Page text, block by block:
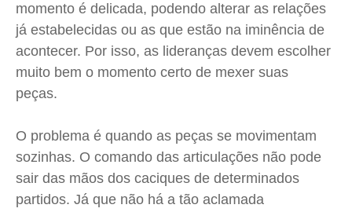
Direitos
Economia
Cultura
Colunas
Wanda Sily
Direitos
Economia
Cultura
Colunas
Wanda Sily
Direitos
Economia
Cultura
Colunas
Wanda Sily
Direitos
Economia
Cultura
Colunas
Wanda Sily
momento é delicada, podendo alterar as relações
já estabelecidas ou as que estão na iminência de
acontecer. Por isso, as lideranças devem escolher
muito bem o momento certo de mexer suas
peças.
O problema é quando as peças se movimentam
sozinhas. O comando das articulações não pode
sair das mãos dos caciques de determinados
partidos. Já que não há a tão aclamada